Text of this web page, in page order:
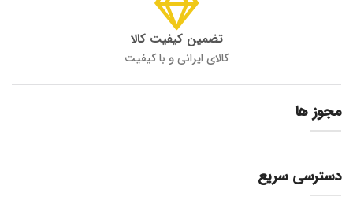
تضمین کیفیت کالا
کالای ایرانی و با کیفیت
مجوز ها
دسترسی سریع